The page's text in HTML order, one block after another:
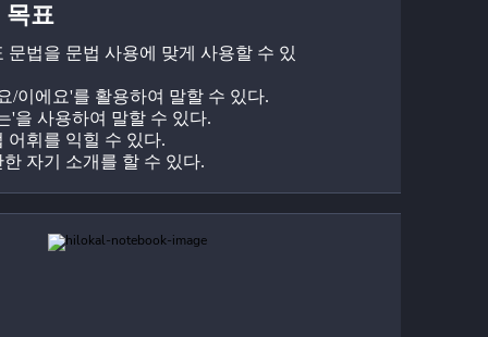
목표
문법을 문법 사용에 맞게 사용할 수 있
/이에요'를 활용하여 말할 수 있다.
'을 사용하여 말할 수 있다.
어휘를 익힐 수 있다.
한 자기 소개를 할 수 있다.